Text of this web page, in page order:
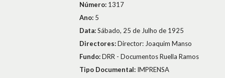
Número: 1317
Ano: 5
Data:Sábado, 25 de Julho de 1925
Directores:Director: Joaquim Manso
Fundo:DRR - Documentos Ruella Ramos
Tipo Documental: IMPRENSA